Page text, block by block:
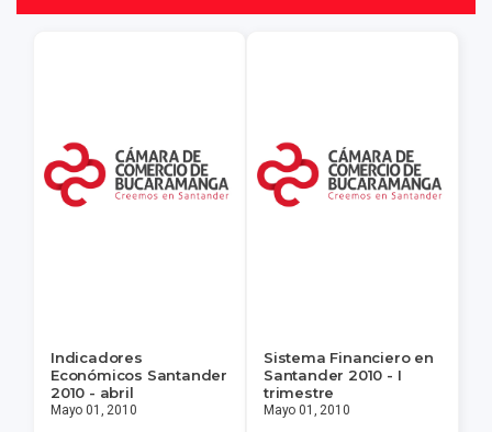
Indicadores
Económicos Santander
2010 - abril
Mayo 01, 2010
Sistema Financiero en
Santander 2010 - I
trimestre
Mayo 01, 2010